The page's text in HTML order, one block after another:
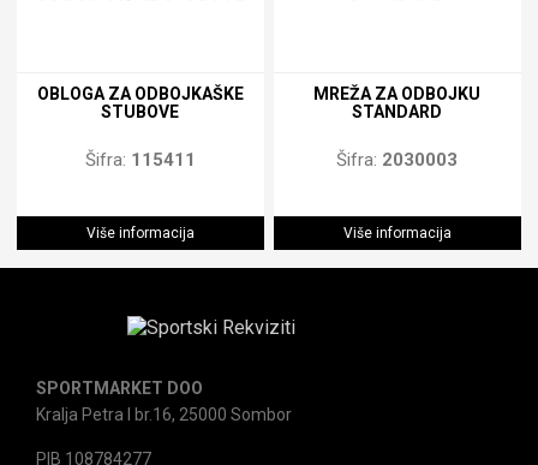
OBLOGA ZA ODBOJKAŠKE
STUBOVE
Šifra: 115411
Više informacija
MREŽA ZA ODBOJKU
STANDARD
Šifra: 2030003
Više informacija
SPORTMARKET DOO
Kralja Petra I br.16, 25000 Sombor
PIB 108784277